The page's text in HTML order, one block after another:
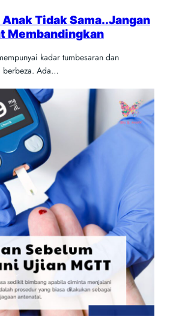
Tidak Sama..Jangan
Membandingkan
kadar tumbesaran dan
berbeza. Ada…